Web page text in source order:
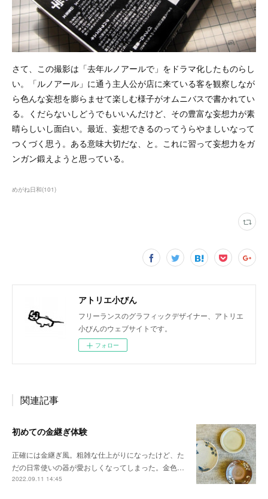
さて、この撮影は「去年ルノアールで」をドラマ化したものらし
い。「ルノアール」に通う主人公が店に来ている客を観察しなが
ら色んな妄想を膨らませて楽しむ様子がオムニバスで書かれてい
る。くだらないしどうでもいいんだけど、その豊富な妄想力が素
晴らしいし面白い。最近、妄想できるのってうらやましいなって
つくづく思う。ある意味大切だな、と。これに習って妄想力をガ
ンガン鍛えようと思っている。
めがね日和(101)
アトリエ小びん
フリーランスのグラフィックデザイナー、アトリエ
小びんのウェブサイトです。
フォロー
関連記事
初めての金継ぎ体験
正確には金継ぎ風。粗雑な仕上がりになったけど、た
だの日常使いの器が愛おしくなってしまった。金色…
2022.09.11 14:45